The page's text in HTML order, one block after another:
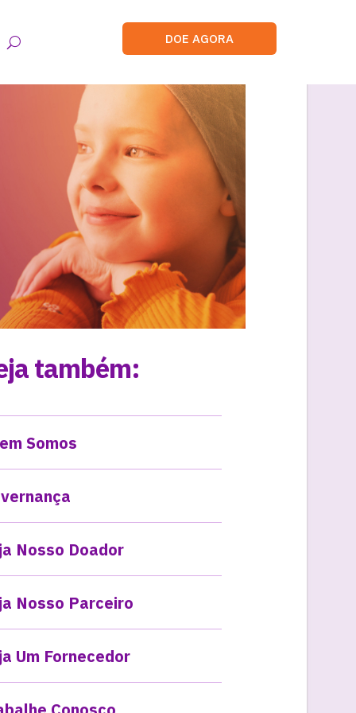
DOE AGORA
também:
Somos
Nosso Doador
Nosso Parceiro
Um Fornecedor